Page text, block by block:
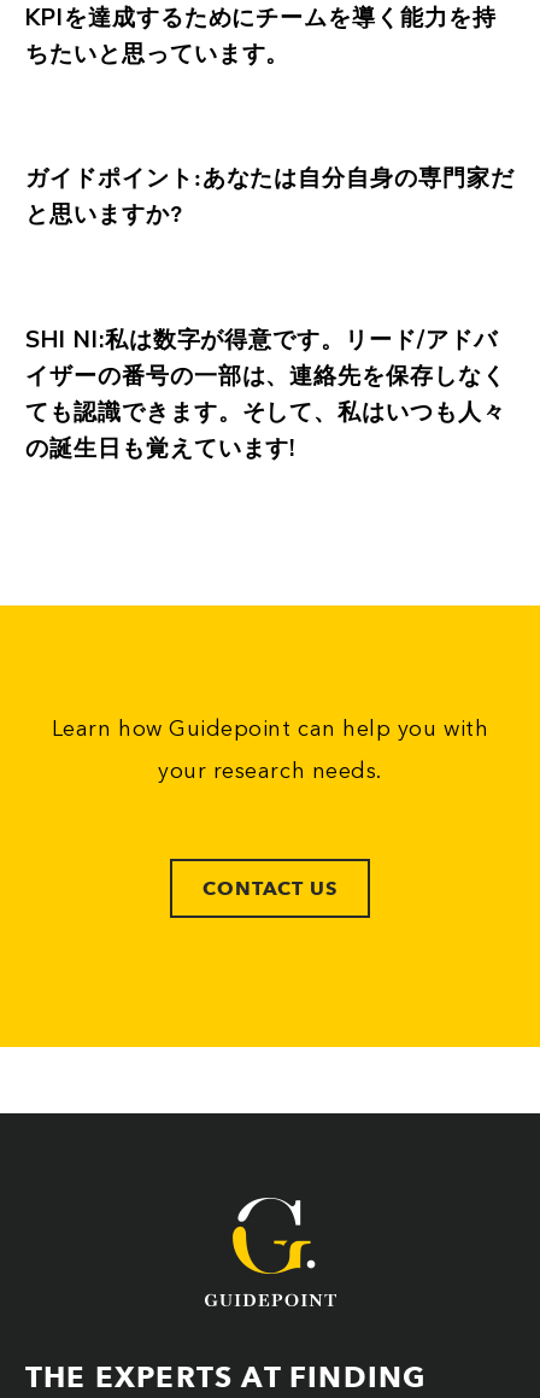
KPIを達成するためにチームを導く能力を持
ちたいと思っています。
ガイドポイント:あなたは自分自身の専門家だ
と思いますか?
SHI NI:私は数字が得意です。リード/アドバ
イザーの番号の一部は、連絡先を保存しなく
ても認識できます。そして、私はいつも人々
の誕生日も覚えています!
Learn how Guidepoint can help you with
your research needs.
CONTACT US
THE EXPERTS AT FINDING